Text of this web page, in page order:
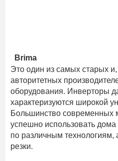
Brima
Это один из самых старых и,
авторитетных
оборудования. Инверторы
характеризуются широкой
Большинство современных
успешно использовать
по различным технологиям,
резки.